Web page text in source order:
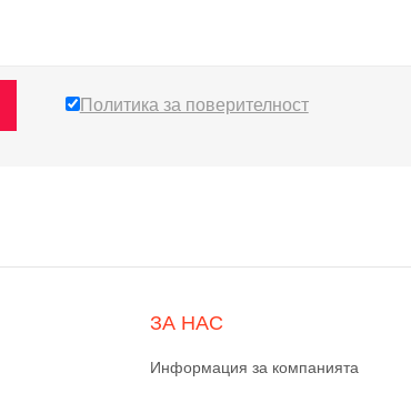
Политика за поверителност
ЗА НАС
Информация за компанията